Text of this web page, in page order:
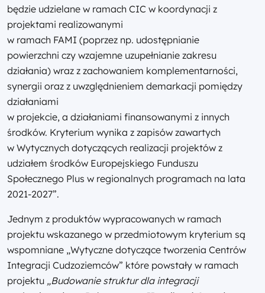
będzie udzielane w ramach CIC w koordynacji z
projektami realizowanymi
w ramach FAMI (poprzez np. udostępnianie
powierzchni czy wzajemne uzupełnianie zakresu
działania) wraz z zachowaniem komplementarności,
synergii oraz z uwzględnieniem demarkacji pomiędzy
działaniami
w projekcie, a działaniami finansowanymi z innych
środków. Kryterium wynika z zapisów zawartych
w Wytycznych dotyczących realizacji projektów z
udziałem środków Europejskiego Funduszu
Społecznego Plus w regionalnych programach na lata
2021-2027”.
Jednym z produktów wypracowanych w ramach
projektu wskazanego w przedmiotowym kryterium są
wspomniane „Wytyczne dotyczące tworzenia Centrów
Integracji Cudzoziemców” które powstały w ramach
projektu „Budowanie struktur dla integracji